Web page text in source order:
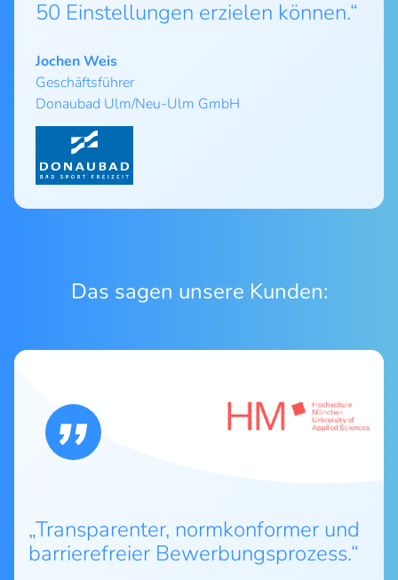
50 Einstellungen erzielen können.“
Jochen Weis
Geschäftsführer
Donaubad Ulm/Neu-Ulm GmbH
Das sagen unsere Kunden:
Transparenter, normkonformer und
barrierefreier Bewerbungsprozess.